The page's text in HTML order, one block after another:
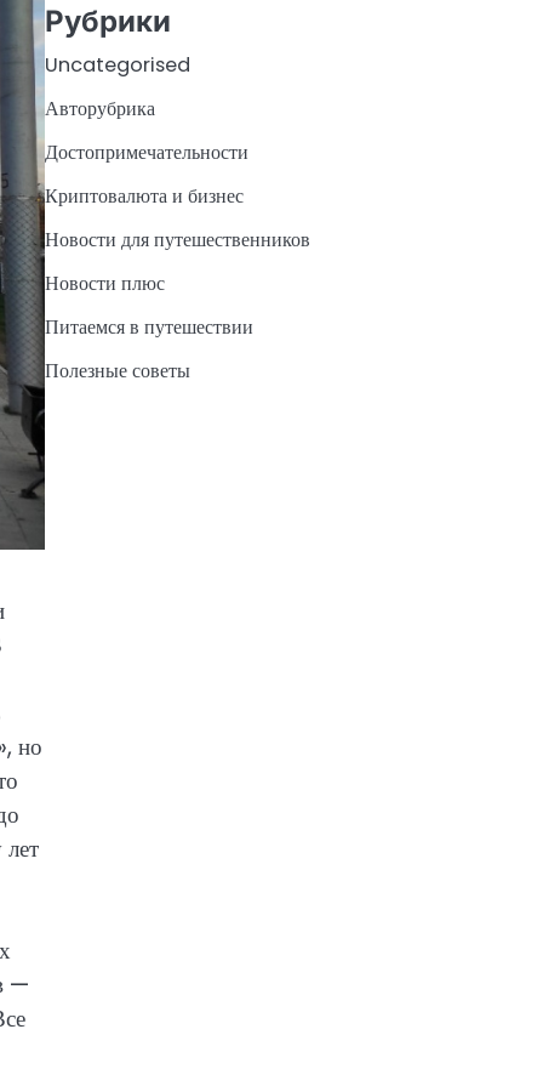
но
—
Рубрики
Uncategorised
Авторубрика
Достопримечательности
Криптовалюта и бизнес
Новости для путешественников
Новости плюс
Питаемся в путешествии
Полезные советы